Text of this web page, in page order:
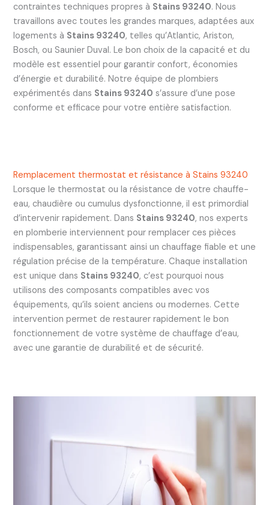
contraintes techniques propres à Stains 93240. Nous
travaillons avec toutes les grandes marques, adaptées aux
logements à Stains 93240, telles qu’Atlantic, Ariston,
Bosch, ou Saunier Duval. Le bon choix de la capacité et du
modèle est essentiel pour garantir confort, économies
d’énergie et durabilité. Notre équipe de plombiers
expérimentés dans Stains 93240 s’assure d’une pose
conforme et efficace pour votre entière satisfaction.
Remplacement thermostat et résistance à Stains 93240
Lorsque le thermostat ou la résistance de votre chauffe-
eau, chaudière ou cumulus dysfonctionne, il est primordial
d’intervenir rapidement. Dans Stains 93240, nos experts
en plomberie interviennent pour remplacer ces pièces
indispensables, garantissant ainsi un chauffage fiable et une
régulation précise de la température. Chaque installation
est unique dans Stains 93240, c’est pourquoi nous
utilisons des composants compatibles avec vos
équipements, qu’ils soient anciens ou modernes. Cette
intervention permet de restaurer rapidement le bon
fonctionnement de votre système de chauffage d’eau,
avec une garantie de durabilité et de sécurité.